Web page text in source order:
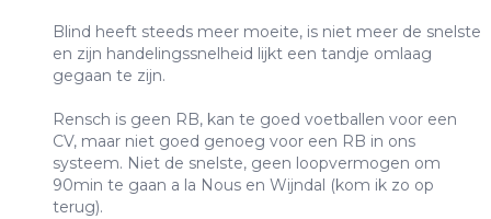
Blind heeft steeds meer moeite, is niet meer de snelste
en zijn handelingssnelheid lijkt een tandje omlaag
gegaan te zijn.
Rensch is geen RB, kan te goed voetballen voor een
CV, maar niet goed genoeg voor een RB in ons
systeem. Niet de snelste, geen loopvermogen om
90min te gaan a la Nous en Wijndal (kom ik zo op
terug).